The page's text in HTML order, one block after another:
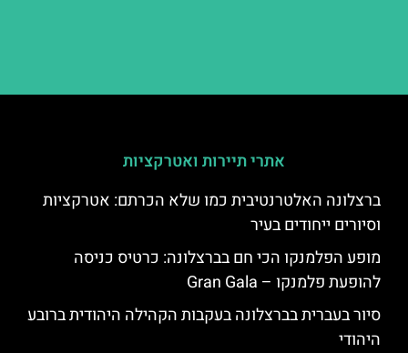
אתרי תיירות ואטרקציות
ברצלונה האלטרנטיבית כמו שלא הכרתם: אטרקציות
וסיורים ייחודים בעיר
מופע הפלמנקו הכי חם בברצלונה: כרטיס כניסה
להופעת פלמנקו – Gran Gala
סיור בעברית בברצלונה בעקבות הקהילה היהודית ברובע
היהודי